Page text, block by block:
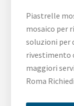
Piastrelle
mosaico per
soluzioni per
rivestimento
maggiori
Roma